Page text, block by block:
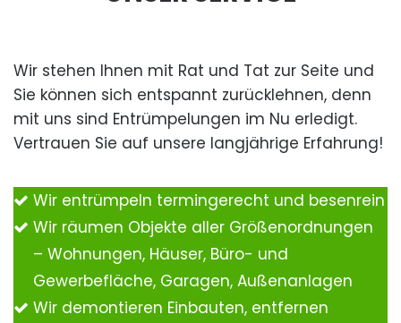
Wir stehen Ihnen mit Rat und Tat zur Seite und
Sie können sich entspannt zurücklehnen, denn
mit uns sind Entrümpelungen im Nu erledigt.
Vertrauen Sie auf unsere langjährige Erfahrung!
Wir entrümpeln termingerecht und besenrein
Wir räumen Objekte aller Größenordnungen
– Wohnungen, Häuser, Büro- und
Gewerbefläche, Garagen, Außenanlagen
Wir demontieren Einbauten, entfernen